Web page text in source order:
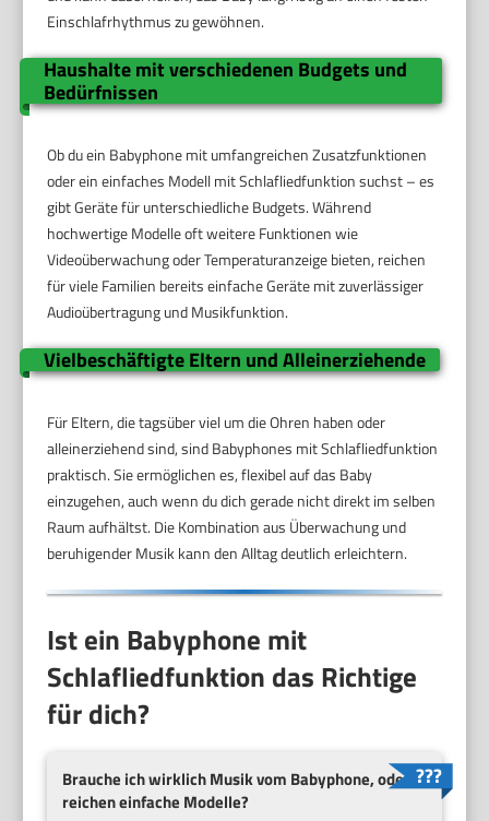
Einschlafrhythmus zu gewöhnen.
Haushalte mit verschiedenen Budgets und
Bedürfnissen
Ob du ein Babyphone mit umfangreichen Zusatzfunktionen
oder ein einfaches Modell mit Schlafliedfunktion suchst – es
gibt Geräte für unterschiedliche Budgets. Während
hochwertige Modelle oft weitere Funktionen wie
Videoüberwachung oder Temperaturanzeige bieten, reichen
für viele Familien bereits einfache Geräte mit zuverlässiger
Audioübertragung und Musikfunktion.
Vielbeschäftigte Eltern und Alleinerziehende
Für Eltern, die tagsüber viel um die Ohren haben oder
alleinerziehend sind, sind Babyphones mit Schlafliedfunktion
praktisch. Sie ermöglichen es, flexibel auf das Baby
einzugehen, auch wenn du dich gerade nicht direkt im selben
Raum aufhältst. Die Kombination aus Überwachung und
beruhigender Musik kann den Alltag deutlich erleichtern.
Ist ein Babyphone mit
Schlafliedfunktion das Richtige
für dich?
Brauche ich wirklich Musik vom Babyphone, oder
reichen einfache Modelle?